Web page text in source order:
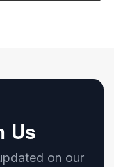
Us
on our